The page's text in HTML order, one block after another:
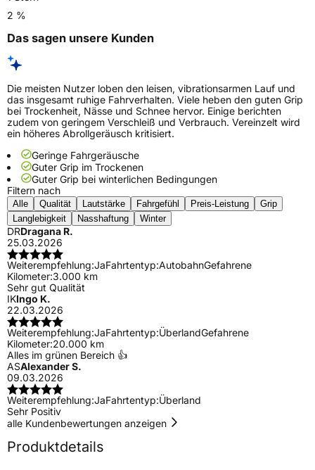
2 %
Das sagen unsere Kunden
Die meisten Nutzer loben den leisen, vibrationsarmen Lauf und
das insgesamt ruhige Fahrverhalten. Viele heben den guten Grip
bei Trockenheit, Nässe und Schnee hervor. Einige berichten
zudem von geringem Verschleiß und Verbrauch. Vereinzelt wird
ein höheres Abrollgeräusch kritisiert.
Geringe Fahrgeräusche
Guter Grip im Trockenen
Guter Grip bei winterlichen Bedingungen
Filtern nach
Alle Qualität Lautstärke Fahrgefühl Preis-Leistung
Grip
Langlebigkeit
Nasshaftung Winter
DRDragana R.
25.03.2026
Weiterempfehlung:JaFahrtentyp:AutobahnGefahrene
Kilometer:3.000 km
Sehr gut Qualität
IKIngo K.
22.03.2026
Weiterempfehlung:JaFahrtentyp:ÜberlandGefahrene
Kilometer:20.000 km
Alles im grünen Bereich 👍
ASAlexander S.
09.03.2026
Weiterempfehlung:JaFahrtentyp:Überland
Sehr Positiv
alle Kundenbewertungen anzeigen
Produktdetails